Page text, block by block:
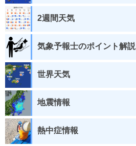
2週間天気
気象予報士のポイント解説
世界天気
地震情報
熱中症情報